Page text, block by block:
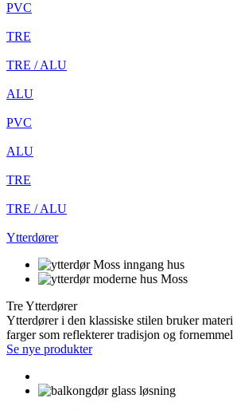
PVC
TRE
TRE / ALU
ALU
PVC
ALU
TRE
TRE / ALU
Ytterdører
Tre Ytterdører
Ytterdører i den klassiske stilen bruker
farger som reflekterer tradisjon og
Se nye produkter